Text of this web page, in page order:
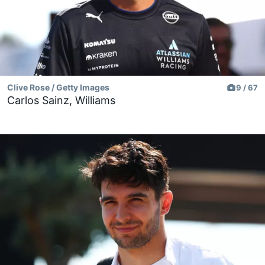
Clive Rose / Getty Images 9 / 67
Carlos Sainz, Williams